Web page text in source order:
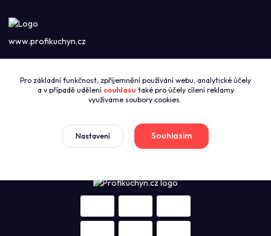
www.profikuchyn.cz
+420774421626
(Po-Pá 8:00-16:00)
sales@profikuchyn.cz
Pro základní funkčnost, zpříjemnění používání webu, analytické účely
a v případě udělení souhlasu také pro účely cílení reklamy
využíváme soubory cookies.
Nastavení Souhlasím